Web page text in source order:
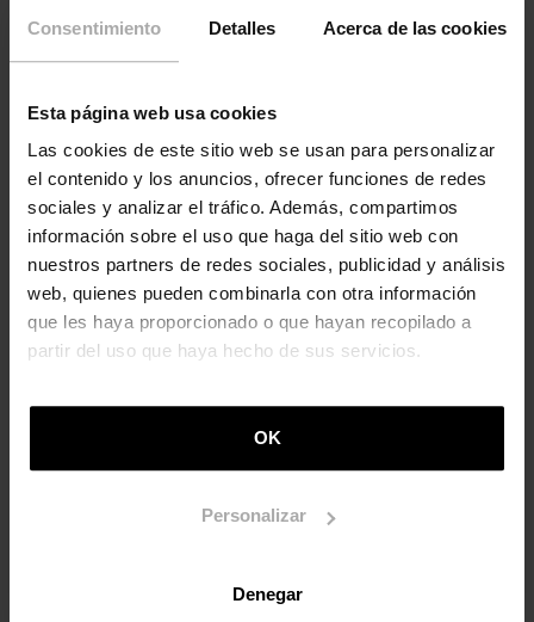
Consentimiento Detalles Acerca de las cookies
Esta página web usa cookies
Las cookies de este sitio web se usan para personalizar
el contenido y los anuncios, ofrecer funciones de redes
sociales y analizar el tráfico. Además, compartimos
información sobre el uso que haga del sitio web con
nuestros partners de redes sociales, publicidad y análisis
web, quienes pueden combinarla con otra información
que les haya proporcionado o que hayan recopilado a
partir del uso que haya hecho de sus servicios.
OK
Personalizar
Denegar
configuración y crecimiento.